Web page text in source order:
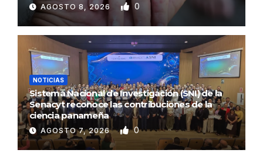
AGOSTO 8, 2026 0
NOTICIAS
Sistema Nacional de Investigación (SNI) de la
Senacyt reconoce las contribuciones de la
ciencia panameña
AGOSTO 7, 2026 0